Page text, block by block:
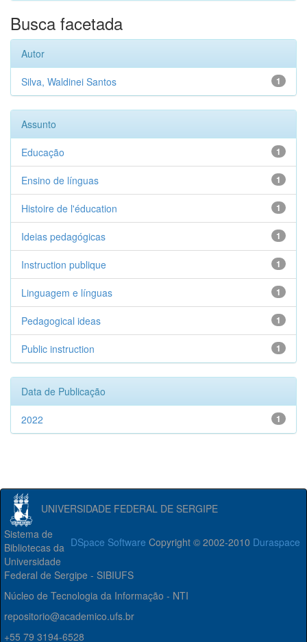
Busca facetada
Autor
1
Silva, Waldinei Santos
Assunto
1
Educação
1
Ensino de línguas
1
Histoire de l'éducation
1
Ideias pedagógicas
1
Instruction publique
1
Linguagem e línguas
1
Pedagogical ideas
1
Public instruction
Data de Publicação
1
2022
UNIVERSIDADE FEDERAL DE SERGIPE
DSpace Software Copyright © 2002-2010 Duraspace
Sistema de
Bibliotecas da
Universidade
Federal de Sergipe - SIBIUFS
Núcleo de Tecnologia da Informação - NTI
repositorio@academico.ufs.br
+55 79 3194-6528